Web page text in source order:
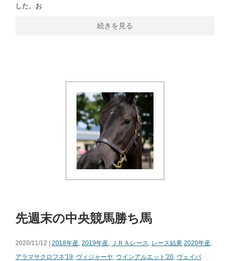
した。お
続きを見る
先週末の中央競馬勝ち馬
2020/11/12 | 2018年産, 2019年産, ＪＲＡレース, レース結果 2020年産,
アラマサクロフネ'19, ヴィジャーヤ, ウインアルエット'20, ヴェイパ